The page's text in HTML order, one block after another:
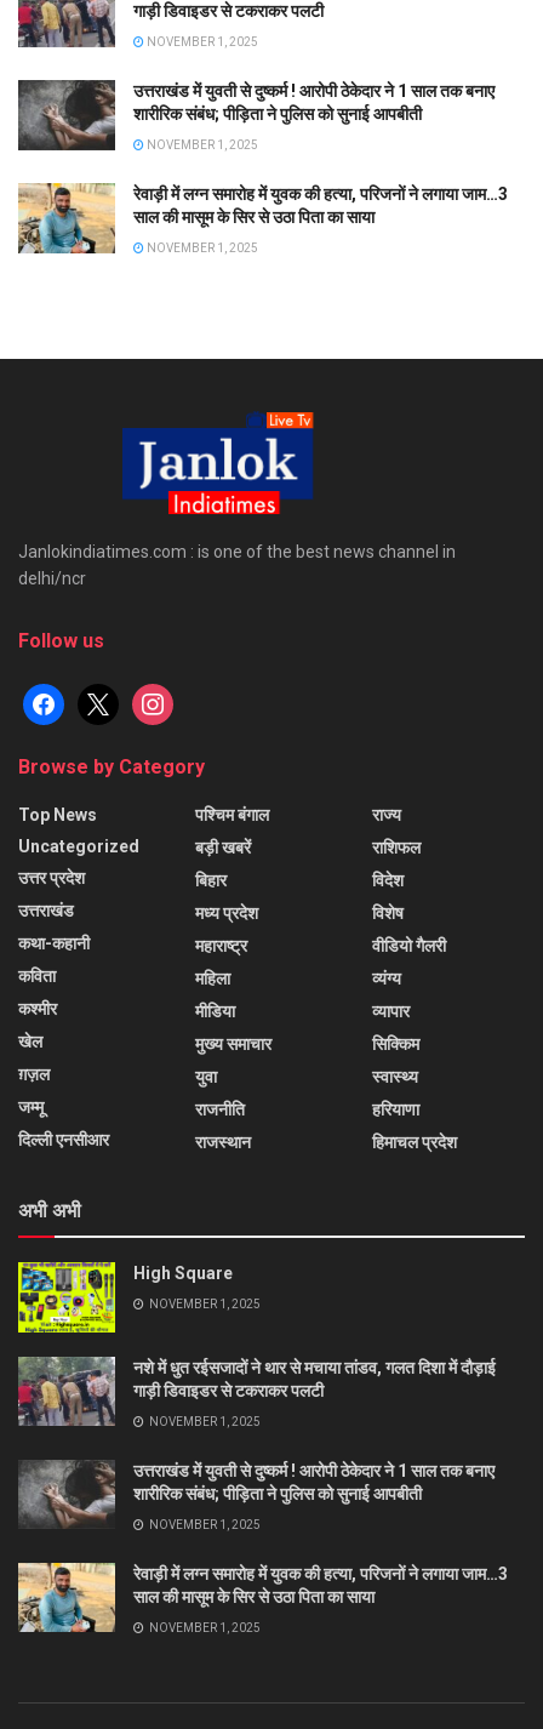
गाड़ी डिवाइडर से टकराकर पलटी
NOVEMBER 1, 2025
उत्तराखंड में युवती से दुष्कर्म ! आरोपी ठेकेदार ने 1 साल तक बनाए
शारीरिक संबंध; पीड़िता ने पुलिस को सुनाई आपबीती
NOVEMBER 1, 2025
रेवाड़ी में लग्न समारोह में युवक की हत्या, परिजनों ने लगाया जाम…3
साल की मासूम के सिर से उठा पिता का साया
NOVEMBER 1, 2025
Janlokindiatimes.com : is one of the best news channel in
delhi/ncr
Follow us
facebook
x instagram
Browse by Category
Top News
Uncategorized
उत्तर प्रदेश
उत्तराखंड
कथा-कहानी
कविता
कश्मीर
खेल
ग़ज़ल
जम्मू
दिल्ली एनसीआर
पश्चिम बंगाल
बड़ी खबरें
बिहार
मध्य प्रदेश
महाराष्ट्र
महिला
मीडिया
मुख्य समाचार
युवा
राजनीति
राजस्थान
राज्य
राशिफल
विदेश
विशेष
वीडियो गैलरी
व्यंग्य
व्यापार
सिक्किम
स्वास्थ्य
हरियाणा
हिमाचल प्रदेश
अभी अभी
High Square
NOVEMBER 1, 2025
नशे में धुत रईसजादों ने थार से मचाया तांडव, गलत दिशा में दौड़ाई
गाड़ी डिवाइडर से टकराकर पलटी
NOVEMBER 1, 2025
उत्तराखंड में युवती से दुष्कर्म ! आरोपी ठेकेदार ने 1 साल तक बनाए
शारीरिक संबंध; पीड़िता ने पुलिस को सुनाई आपबीती
NOVEMBER 1, 2025
रेवाड़ी में लग्न समारोह में युवक की हत्या, परिजनों ने लगाया जाम…3
साल की मासूम के सिर से उठा पिता का साया
NOVEMBER 1, 2025